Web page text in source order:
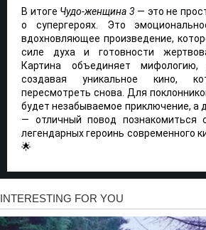
В итоге Чудо-женщина 3 — это не
о супергероях. Это
вдохновляющее произведение,
силе духа и готовности
Картина объединяет
создавая уникальное кино,
пересмотреть снова. Для
будет незабываемое приключение, а
— отличный повод
легендарных героинь современного
🌟